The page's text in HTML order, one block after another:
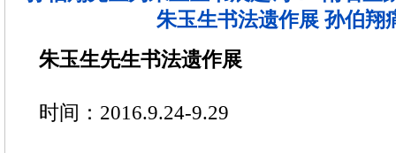
朱玉生书法遗作展 孙伯翔
朱玉生先生书法遗作展
时间：2016.9.24-9.29